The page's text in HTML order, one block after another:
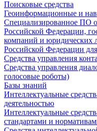
Поисковые средства
Геоинформационные и
Специализированное ПО
Российской Федерации,
компаний и юридических
Российской Федерации
Средства управления
Средства управления
голосовые роботы)
Базы знаний
Интеллектуальные
деятельностью
Интеллектуальные
стандартами и